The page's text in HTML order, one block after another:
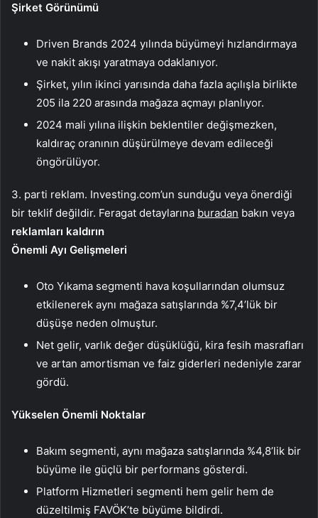
Şirket Görünümü
Driven Brands 2024 yılında büyümeyi hızlandırmaya
ve nakit akışı yaratmaya odaklanıyor.
Şirket, yılın ikinci yarısında daha fazla açılışla birlikte
205 ila 220 arasında mağaza açmayı planlıyor.
2024 mali yılına ilişkin beklentiler değişmezken,
kaldıraç oranının düşürülmeye devam edileceği
öngörülüyor.
3. parti reklam. Investing.com’un sunduğu veya önerdiği
bir teklif değildir. Feragat detaylarına buradan bakın veya
reklamları kaldırın
Önemli Ayı Gelişmeleri
Oto Yıkama segmenti hava koşullarından olumsuz
etkilenerek aynı mağaza satışlarında %7,4’lük bir
düşüşe neden olmuştur.
Net gelir, varlık değer düşüklüğü, kira fesih masrafları
ve artan amortisman ve faiz giderleri nedeniyle zarar
gördü.
Yükselen Önemli Noktalar
Bakım segmenti, aynı mağaza satışlarında %4,8’lik bir
büyüme ile güçlü bir performans gösterdi.
Platform Hizmetleri segmenti hem gelir hem de
düzeltilmiş FAVÖK’te büyüme bildirdi.